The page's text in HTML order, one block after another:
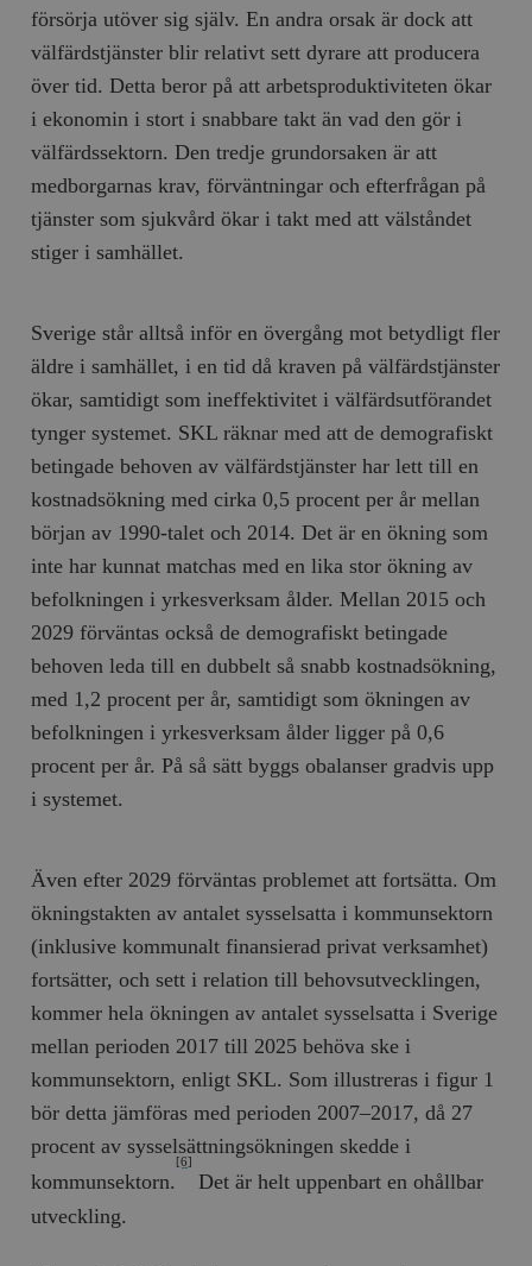
försörja utöver sig själv. En andra orsak är dock att
välfärdstjänster blir relativt sett dyrare att producera
över tid. Detta beror på att arbetsproduktiviteten ökar
i ekonomin i stort i snabbare takt än vad den gör i
välfärdssektorn. Den tredje grundorsaken är att
medborgarnas krav, förväntningar och efterfrågan på
tjänster som sjukvård ökar i takt med att välståndet
stiger i samhället.
Sverige står alltså inför en övergång mot betydligt fler
äldre i samhället, i en tid då kraven på välfärdstjänster
ökar, samtidigt som ineffektivitet i välfärdsutförandet
tynger systemet. SKL räknar med att de demografiskt
betingade behoven av välfärdstjänster har lett till en
kostnadsökning med cirka 0,5 procent per år mellan
början av 1990-talet och 2014. Det är en ökning som
inte har kunnat matchas med en lika stor ökning av
befolkningen i yrkesverksam ålder. Mellan 2015 och
2029 förväntas också de demografiskt betingade
behoven leda till en dubbelt så snabb kostnadsökning,
med 1,2 procent per år, samtidigt som ökningen av
befolkningen i yrkesverksam ålder ligger på 0,6
procent per år. På så sätt byggs obalanser gradvis upp
i systemet.
Även efter 2029 förväntas problemet att fortsätta. Om
ökningstakten av antalet sysselsatta i kommunsektorn
(inklusive kommunalt finansierad privat verksamhet)
fortsätter, och sett i relation till behovsutvecklingen,
kommer hela ökningen av antalet sysselsatta i Sverige
mellan perioden 2017 till 2025 behöva ske i
kommunsektorn, enligt SKL. Som illustreras i figur 1
bör detta jämföras med perioden 2007–2017, då 27
procent av sysselsättningsökningen skedde i
kommunsektorn.
[6]
Det är helt uppenbart en ohållbar
utveckling.